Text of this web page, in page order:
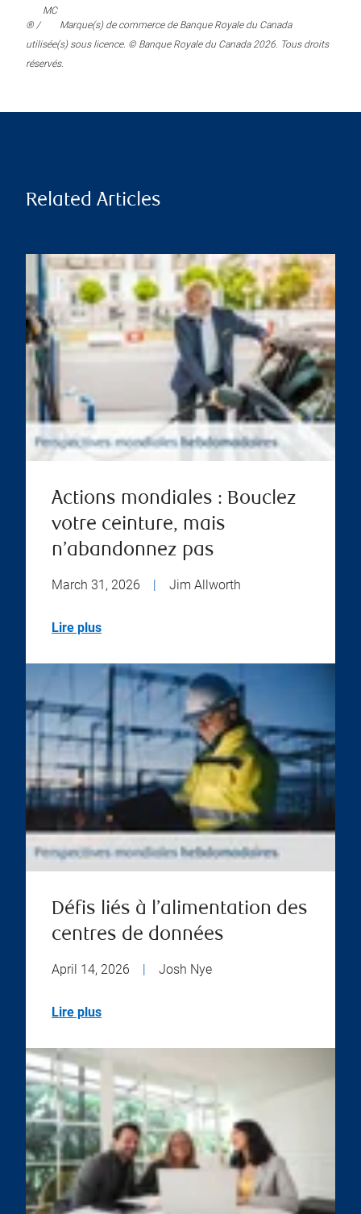
® /
MC
Marque(s) de commerce de Banque Royale du Canada
utilisée(s) sous licence. © Banque Royale du Canada 2026. Tous droits
réservés.
Related Articles
Actions mondiales : Bouclez
votre ceinture, mais
n’abandonnez pas
March 31, 2026 Jim Allworth
Lire plus
Défis liés à l’alimentation des
centres de données
April 14, 2026 | Josh Nye
Lire plus